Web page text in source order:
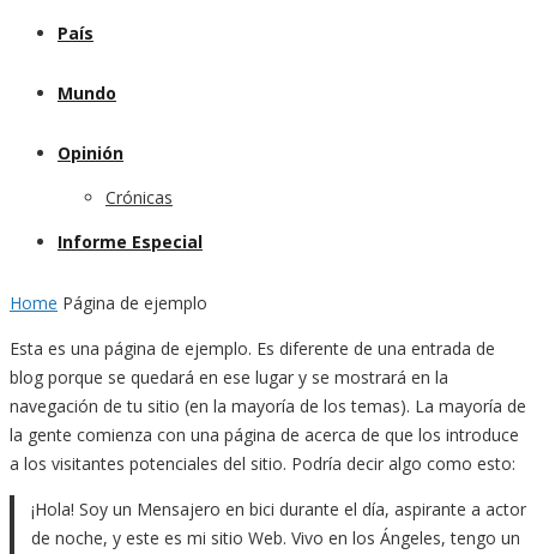
País
Mundo
Opinión
Crónicas
Informe Especial
Home Página de ejemplo
Esta es una página de ejemplo. Es diferente de una entrada de
blog porque se quedará en ese lugar y se mostrará en la
navegación de tu sitio (en la mayoría de los temas). La mayoría de
la gente comienza con una página de acerca de que los introduce
a los visitantes potenciales del sitio. Podría decir algo como esto:
¡Hola! Soy un Mensajero en bici durante el día, aspirante a actor
de noche, y este es mi sitio Web. Vivo en los Ángeles, tengo un